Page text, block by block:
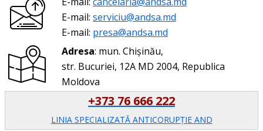
E-mail: serviciu@andsa.md
E-mail: presa@andsa.md
Adresa: mun. Chișinău,
str. Bucuriei, 12A MD 2004, Republica
Moldova
+373 76 666 222
LINIA SPECIALIZATĂ ANTICORUPŢIE AND